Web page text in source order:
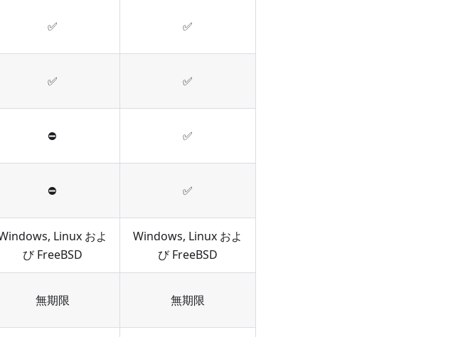
✅ ✅
✅ ✅
⛔ ✅
⛔ ✅
Linux およ
び FreeBSD
Windows, Linux およ
び FreeBSD
無期限 無期限